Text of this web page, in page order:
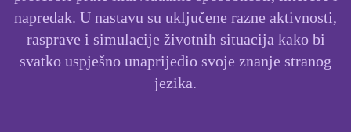
napredak. U nastavu su uključene razne aktivnosti,
rasprave i simulacije životnih situacija kako bi
svatko uspješno unaprijedio svoje znanje stranog
jezika.